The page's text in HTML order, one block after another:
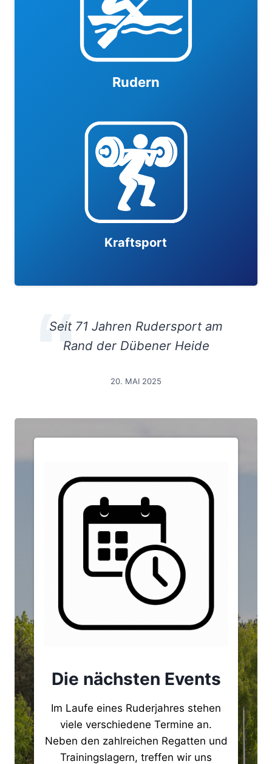
Rudern
Kraftsport
Seit 71 Jahren Rudersport am
Rand der Dübener Heide
20. MAI 2025
Die nächsten Events
Im Laufe eines Ruderjahres stehen
viele verschiedene Termine an.
Neben den zahlreichen Regatten und
Trainingslagern, treffen wir uns